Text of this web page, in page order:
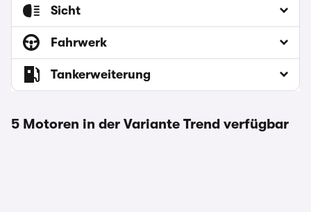
Sicht
Fahrwerk
Tankerweiterung
5 Motoren in der Variante Trend verfügbar